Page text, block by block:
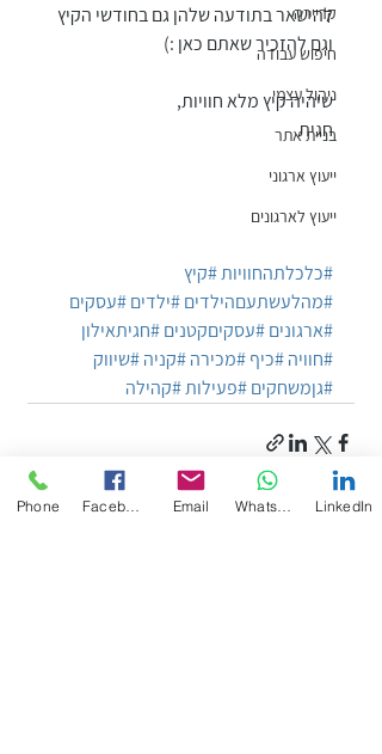
קריירה
חיפוש עבודה
ניהול עצמי
בניית אתר
ייעוץ ארגוני
ייעוץ לארגונים
להישאר בתודעה שלהן גם בחודשי הקיץ
וגם להזכיר שאתם כאן :)
שיהיה קיץ מלא חוויות,
חגית
#כלכלתהחוויות#קיץ
#מהלעשתעםהילדים#ילדים#עסקים
#ארגונים#עסקיםקטנים#חגיתאילון
#חוויה#כיף#מכירה#קניה#שיווק
#גןמשחקים#פעילות#קהילה
Phone Email LinkedIn